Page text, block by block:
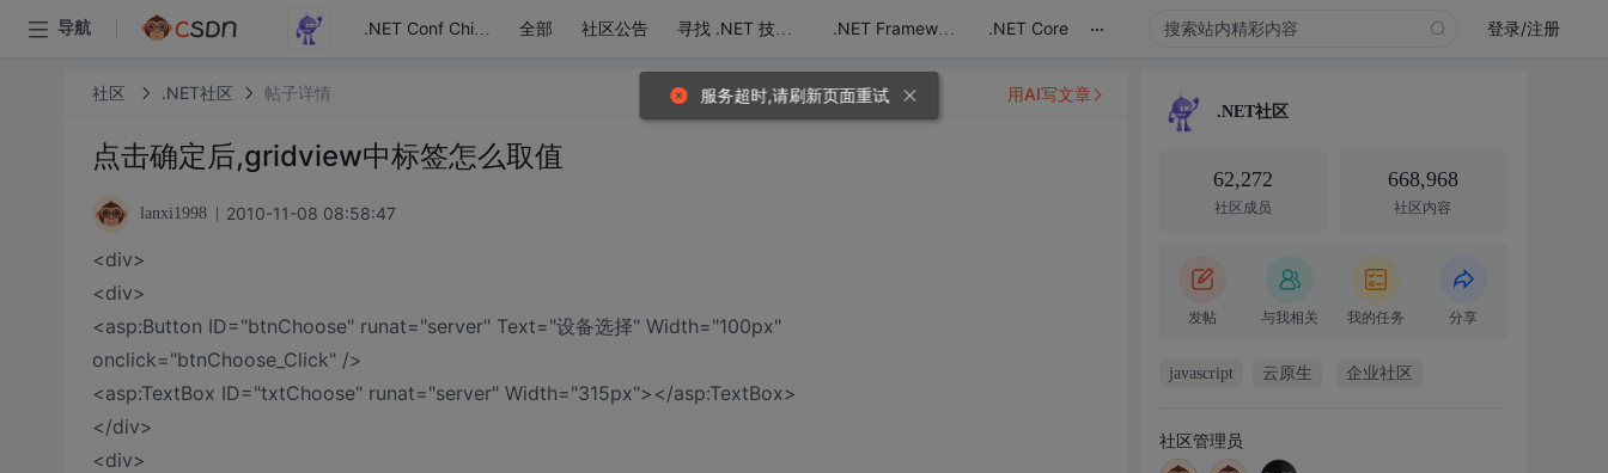
导航 .NET Conf China 全部 社区公告 寻找 .NET 技术达人 .NET Framework .NET Core ... 登录/注册
社区 .NET社区 帖子详情
点击确定后,gridview中标签怎么取值
lanxi1998 2010-11-08 08:58:47
<div>
<div>
<asp:Button ID="btnChoose" runat="server" Text="设备选择" Width="100px"
onclick="btnChoose_Click" />
<asp:TextBox ID="txtChoose" runat="server" Width="315px"></asp:TextBox>
</div>
<div>
用AI写文章
.NET社区
62,272
社区成员
668,968
社区内容
发帖 与我相关 我的任务 分享
javascript 云原生 企业社区
社区管理员